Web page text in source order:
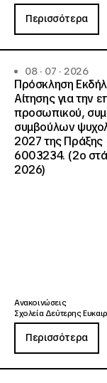
Περισσότερα
08 · 07 · 2026
Πρόσκληση
Αίτησης για την
προσωπικού,
συμβούλων
2027 της Πράξης
6003234. (2ο
2026)
Ανακοινώσεις
Σχολεία Δεύτερης
Περισσότερα